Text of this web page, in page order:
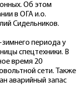
Об этом
в ОГА и.о.
Сидельников.
периода у
спецтехники. В
время 20
сети. Также
аварийный запас